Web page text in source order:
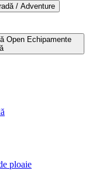
/ Adventure
Open Echipamente
ploaie